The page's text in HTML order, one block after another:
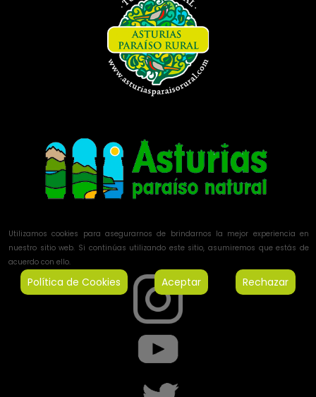
Utilizamos cookies para asegurarnos de brindarnos la mejor experiencia en
nuestro sitio web. Si continúas utilizando este sitio, asumiremos que estás de
acuerdo con ello.
Política de Cookies Aceptar Rechazar